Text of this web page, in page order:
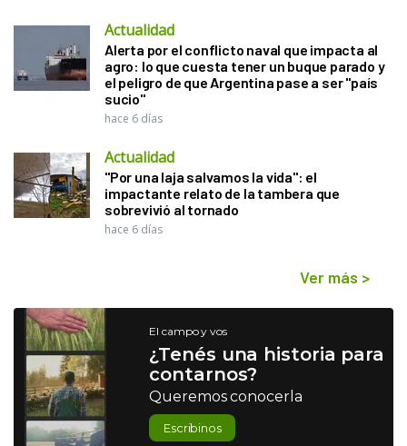
Actualidad
Alerta por el conflicto naval que impacta al
agro: lo que cuesta tener un buque parado y
el peligro de que Argentina pase a ser "país
sucio"
hace 6 días
Actualidad
"Por una laja salvamos la vida": el
impactante relato de la tambera que
sobrevivió al tornado
hace 6 días
Ver más >
El campo y vos
¿Tenés una historia para
contarnos?
Queremos conocerla
Escribinos